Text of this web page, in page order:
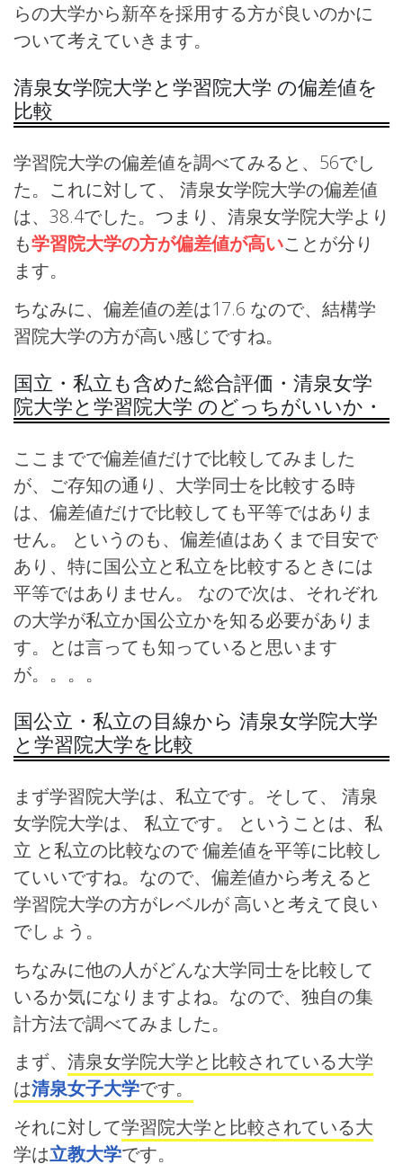
らの大学から新卒を採用する方が良いのかに
ついて考えていきます。
清泉女学院大学と学習院大学 の偏差値を
比較
学習院大学の偏差値を調べてみると、56でし
た。これに対して、 清泉女学院大学の偏差値
は、38.4でした。つまり、清泉女学院大学より
も学習院大学の方が偏差値が高いことが分り
ます。
ちなみに、偏差値の差は17.6 なので、結構学
習院大学の方が高い感じですね。
国立・私立も含めた総合評価・清泉女学
院大学と学習院大学 のどっちがいいか・
ここまでで偏差値だけで比較してみました
が、ご存知の通り、大学同士を比較する時
は、偏差値だけで比較しても平等ではありま
せん。 というのも、偏差値はあくまで目安で
あり、特に国公立と私立を比較するときには
平等ではありません。 なので次は、それぞれ
の大学が私立か国公立かを知る必要がありま
す。とは言っても知っていると思います
が。。。。
国公立・私立の目線から 清泉女学院大学
と学習院大学を比較
まず学習院大学は、私立です。そして、 清泉
女学院大学は、 私立です。 ということは、私
立 と私立の比較なので 偏差値を平等に比較し
ていいですね。なので、偏差値から考えると
学習院大学の方がレベルが 高いと考えて良い
でしょう。
ちなみに他の人がどんな大学同士を比較して
いるか気になりますよね。なので、独自の集
計方法で調べてみました。
まず、 清泉女学院大学と比較されている大学
は清泉女子大学です。
それに対して学習院大学と比較されている大
学は立教大学です。